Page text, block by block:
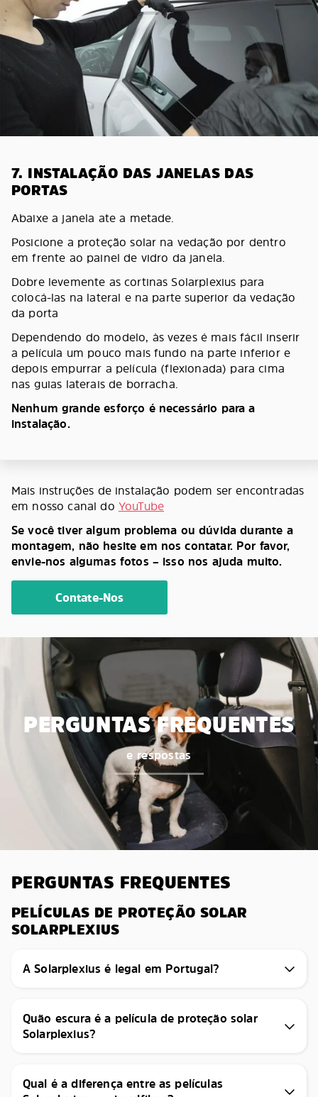
7. INSTALAÇÃO DAS JANELAS DAS
PORTAS
Abaixe a janela ate a metade.
Posicione a proteção solar na vedação por dentro
em frente ao painel de vidro da janela.
Dobre levemente as cortinas Solarplexius para
colocá-las na lateral e na parte superior da vedação
da porta
Dependendo do modelo, às vezes é mais fácil inserir
a película um pouco mais fundo na parte inferior e
depois empurrar a película (flexionada) para cima
nas guias laterais de borracha.
Nenhum grande esforço é necessário para a
instalação.
Mais instruções de instalação podem ser encontradas
em nosso canal do YouTube
Se você tiver algum problema ou dúvida durante a
montagem, não hesite em nos contatar. Por favor,
envie-nos algumas fotos – isso nos ajuda muito.
Contate-Nos
PERGUNTAS FREQUENTES
e respostas
PERGUNTAS FREQUENTES
PELÍCULAS DE PROTEÇÃO SOLAR
SOLARPLEXIUS
A Solarplexius é legal em Portugal?
Quão escura é a película de proteção solar
Solarplexius?
Qual é a diferença entre as películas